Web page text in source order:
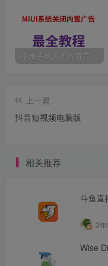
小米手机关闭内置广告最全教程。
上一篇
抖音短视频电脑版
相关推荐
斗鱼直
3
Wise